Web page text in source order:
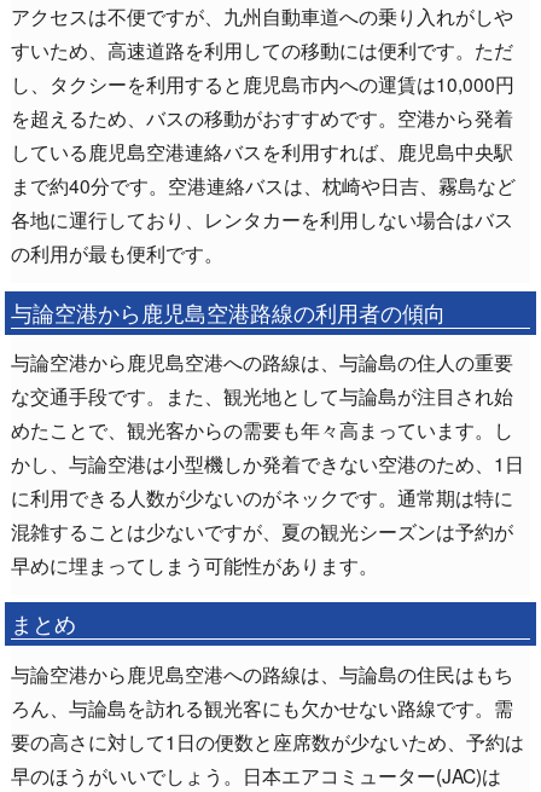
アクセスは不便ですが、九州自動車道への乗り入れがしや
すいため、高速道路を利用しての移動には便利です。ただ
し、タクシーを利用すると鹿児島市内への運賃は10,000円
を超えるため、バスの移動がおすすめです。空港から発着
している鹿児島空港連絡バスを利用すれば、鹿児島中央駅
まで約40分です。空港連絡バスは、枕崎や日吉、霧島など
各地に運行しており、レンタカーを利用しない場合はバス
の利用が最も便利です。
与論空港から鹿児島空港路線の利用者の傾向
与論空港から鹿児島空港への路線は、与論島の住人の重要
な交通手段です。また、観光地として与論島が注目され始
めたことで、観光客からの需要も年々高まっています。し
かし、与論空港は小型機しか発着できない空港のため、1日
に利用できる人数が少ないのがネックです。通常期は特に
混雑することは少ないですが、夏の観光シーズンは予約が
早めに埋まってしまう可能性があります。
まとめ
与論空港から鹿児島空港への路線は、与論島の住民はもち
ろん、与論島を訪れる観光客にも欠かせない路線です。需
要の高さに対して1日の便数と座席数が少ないため、予約は
早のほうがいいでしょう。日本エアコミューター(JAC)は